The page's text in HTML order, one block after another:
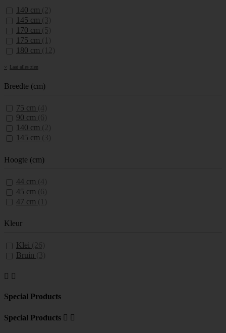
140 cm
145 cm
170 cm
175 cm
180 cm
Laat alles zien
Breedte (cm)
75 cm
90 cm
140 cm
145 cm
Hoogte (cm)
44 cm
45 cm
47 cm
Kleur
Klei
Bruin
 
Special Products
Special Products  